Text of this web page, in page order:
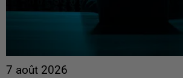
7 août 2026